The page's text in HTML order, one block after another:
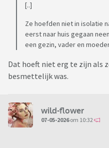
ziekenhuis in
Zürich wordt behandeld
Andesvariant. Die passagier
boord. Zijn vrouw reisde ook
symptomen. Uit
Dat zijn toch al aardig wat
contact onderzoek wordt
[..]
Ze hoefden niet in isolatie
eerst naar huis gegaan
een gezin, vader en
Dat hoeft niet erg te zijn als
besmettelijk was.
wild-flower
07-05-2026om 10:32